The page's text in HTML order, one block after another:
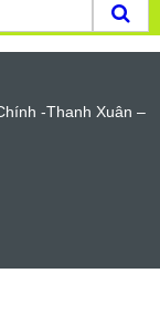
-Thanh Xuân –